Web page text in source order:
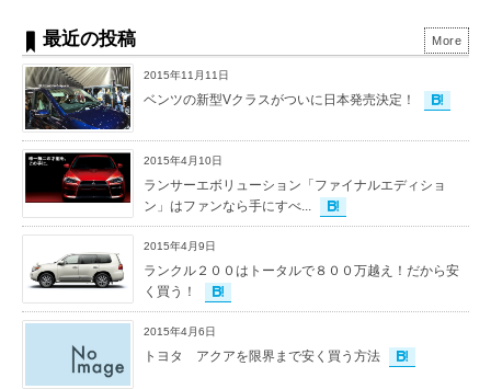
最近の投稿
2015年11月11日
ベンツの新型Vクラスがついに日本発売決定！
2015年4月10日
ランサーエボリューション「ファイナルエディショ
ン」はファンなら手にすべ...
2015年4月9日
ランクル２００はトータルで８００万越え！だから安
く買う！
2015年4月6日
トヨタ アクアを限界まで安く買う方法
More